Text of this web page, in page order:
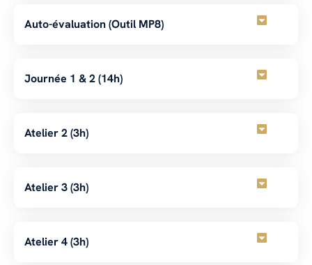
Auto-évaluation (Outil MP8)
Journée 1 & 2 (14h)
Atelier 2 (3h)
Atelier 3 (3h)
Atelier 4 (3h)